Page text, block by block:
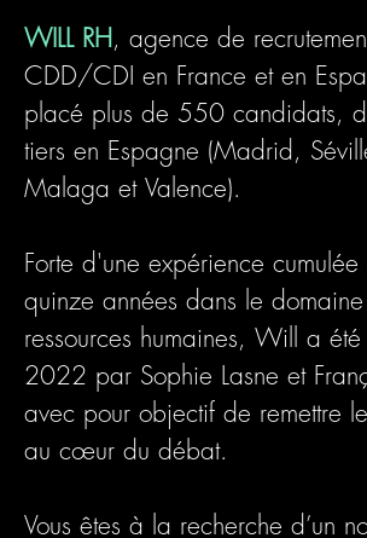
WILL RH , agence de
CDD/CDI en France et en
placé plus de 550 candidats,
tiers en Espagne (Madrid,
Malaga et Valence).
Forte d'une expérience
quinze années dans le
ressources humaines, Will a été
2022 par Sophie Lasne et
avec pour objectif de remettre
au cœur du débat.
Vous êtes à la recherche d’un